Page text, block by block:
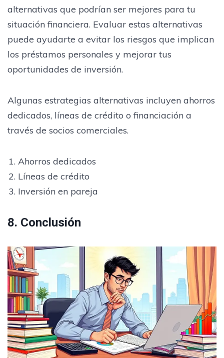
alternativas que podrían ser mejores para tu
situación financiera. Evaluar estas alternativas
puede ayudarte a evitar los riesgos que implican
los préstamos personales y mejorar tus
oportunidades de inversión.
Algunas estrategias alternativas incluyen ahorros
dedicados, líneas de crédito o financiación a
través de socios comerciales.
Ahorros dedicados
Líneas de crédito
Inversión en pareja
8. Conclusión